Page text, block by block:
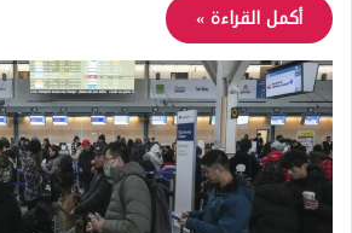
أكمل القراءة »